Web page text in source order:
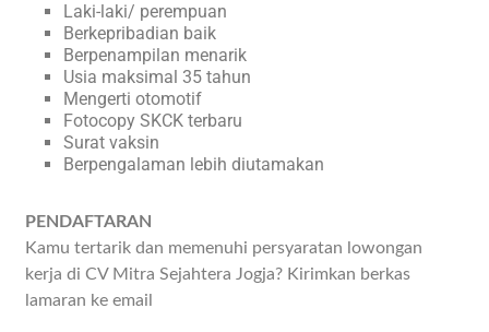
Laki-laki/ perempuan
Berkepribadian baik
Berpenampilan menarik
Usia maksimal 35 tahun
Mengerti otomotif
Fotocopy SKCK terbaru
Surat vaksin
Berpengalaman lebih diutamakan
PENDAFTARAN
Kamu tertarik dan memenuhi persyaratan lowongan
kerja di CV Mitra Sejahtera Jogja? Kirimkan berkas
lamaran ke email